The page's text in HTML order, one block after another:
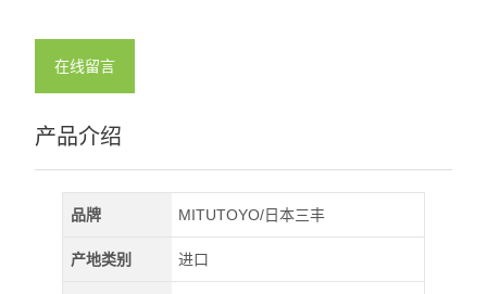
在线留言
产品介绍
品牌 MITUTOYO/日本三丰
产地类别 进口